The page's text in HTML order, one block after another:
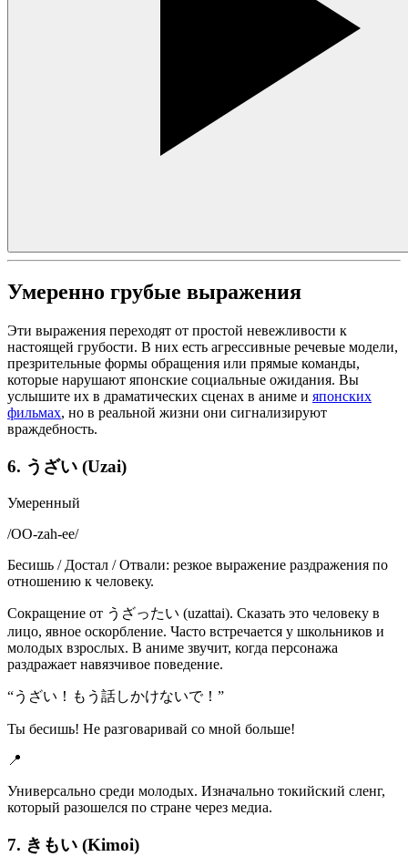
Умеренно грубые выражения
Эти выражения переходят от простой невежливости к
настоящей грубости. В них есть агрессивные речевые модели,
презрительные формы обращения или прямые команды,
которые нарушают японские социальные ожидания. Вы
услышите их в драматических сценах в аниме и японских
фильмах, но в реальной жизни они сигнализируют
враждебность.
6. うざい (Uzai)
Умеренный
/OO-zah-ee/
Бесишь / Достал / Отвали: резкое выражение раздражения по
отношению к человеку.
Сокращение от うざったい (uzattai). Сказать это человеку в
лицо, явное оскорбление. Часто встречается у школьников и
молодых взрослых. В аниме звучит, когда персонажа
раздражает навязчивое поведение.
“うざい！もう話しかけないで！ ”
Ты бесишь! Не разговаривай со мной больше!
📍
Универсально среди молодых. Изначально токийский сленг,
который разошелся по стране через медиа.
7. きもい (Kimoi)